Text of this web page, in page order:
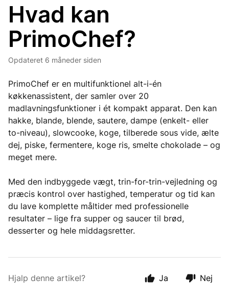
Hvad kan
PrimoChef?
Opdateret 6 måneder siden
PrimoChef er en multifunktionel alt-i-én
køkkenassistent, der samler over 20
madlavningsfunktioner i ét kompakt apparat. Den kan
hakke, blande, blende, sautere, dampe (enkelt- eller
to-niveau), slowcooke, koge, tilberede sous vide, ælte
dej, piske, fermentere, koge ris, smelte chokolade – og
meget mere.
Med den indbyggede vægt, trin-for-trin-vejledning og
præcis kontrol over hastighed, temperatur og tid kan
du lave komplette måltider med professionelle
resultater – lige fra supper og saucer til brød,
desserter og hele middagsretter.
Hjalp denne artikel? Ja Nej